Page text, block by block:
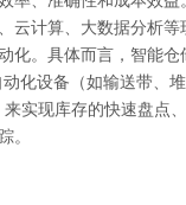
云计算、大数据分析等
化。具体而言，智能仓
化设备（如输送带、堆
实现库存的快速盘点、
。